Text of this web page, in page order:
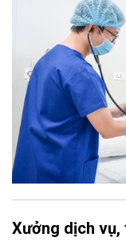
Xưởng dịch vụ,